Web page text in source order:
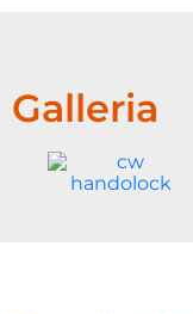
Galleria